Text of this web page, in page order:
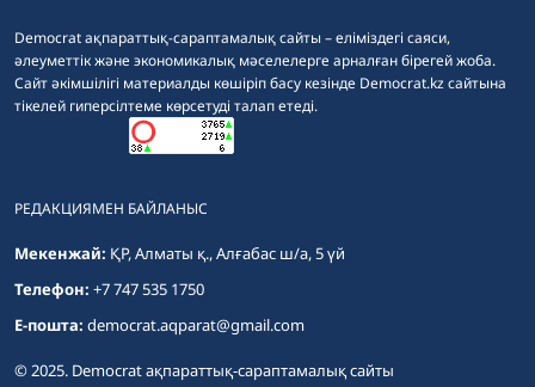
Democrat ақпараттық-сараптамалық сайты – еліміздегі саяси,
әлеуметтік және экономикалық мәселелерге арналған бірегей жоба.
Сайт әкімшілігі материалды көшіріп басу кезінде Democrat.kz сайтына
тікелей гиперсілтеме көрсетуді талап етеді.
РЕДАКЦИЯМЕН БАЙЛАНЫС
Мекенжай: ҚР, Алматы қ., Алғабас ш/а, 5 үй
Телефон: +7 747 535 1750
E-пошта: democrat.aqparat@gmail.com
© 2025. Democrat ақпараттық-сараптамалық сайты